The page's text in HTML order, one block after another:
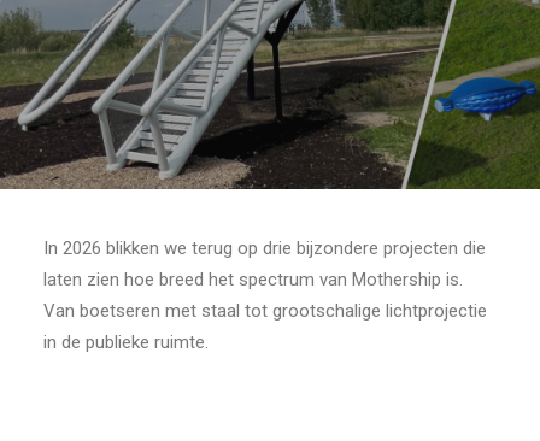
In 2026 blikken we terug op drie bijzondere projecten die
laten zien hoe breed het spectrum van Mothership is.
Van boetseren met staal tot grootschalige lichtprojectie
in de publieke ruimte.